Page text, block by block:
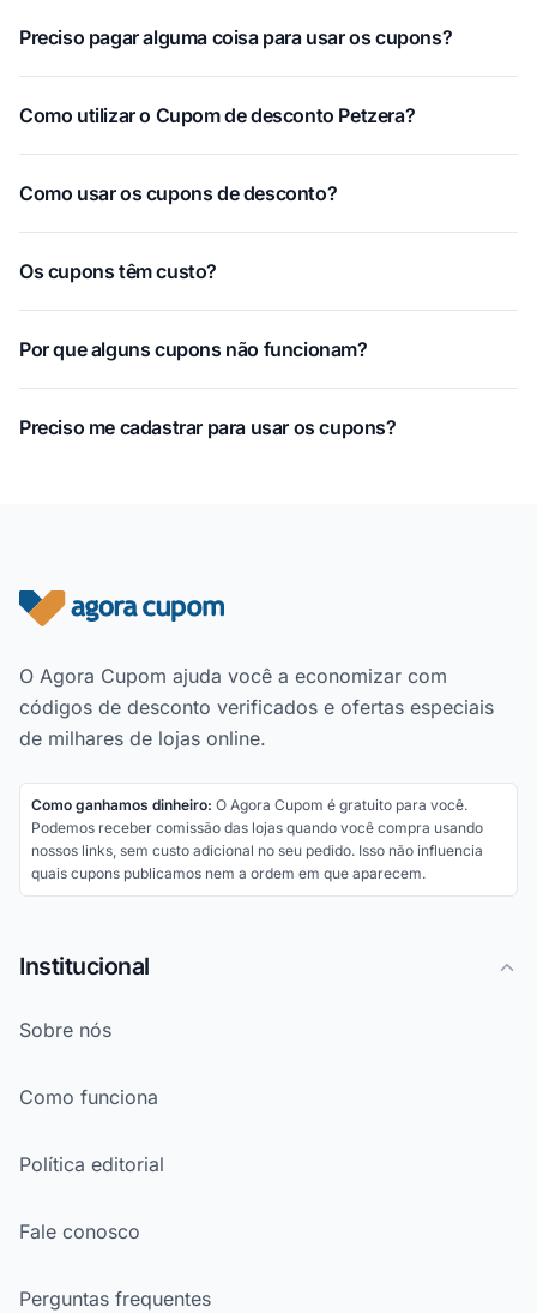
Preciso pagar alguma coisa para usar os cupons?
Como utilizar o Cupom de desconto Petzera?
Como usar os cupons de desconto?
Os cupons têm custo?
Por que alguns cupons não funcionam?
Preciso me cadastrar para usar os cupons?
Rodapé do site
O Agora Cupom ajuda você a economizar com
códigos de desconto verificados e ofertas especiais
de milhares de lojas online.
Como ganhamos dinheiro: O Agora Cupom é gratuito para você.
Podemos receber comissão das lojas quando você compra usando
nossos links, sem custo adicional no seu pedido. Isso não influencia
quais cupons publicamos nem a ordem em que aparecem.
Institucional
Sobre nós
Como funciona
Política editorial
Fale conosco
Perguntas frequentes